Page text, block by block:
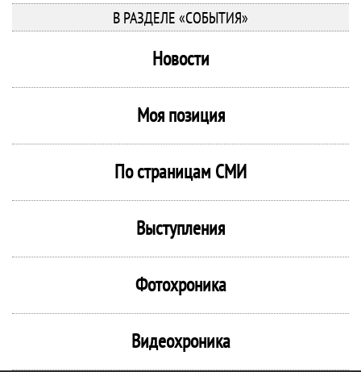
В РАЗДЕЛЕ «СОБЫТИЯ»
Новости
Моя позиция
По страницам СМИ
Выступления
Фотохроника
Видеохроника